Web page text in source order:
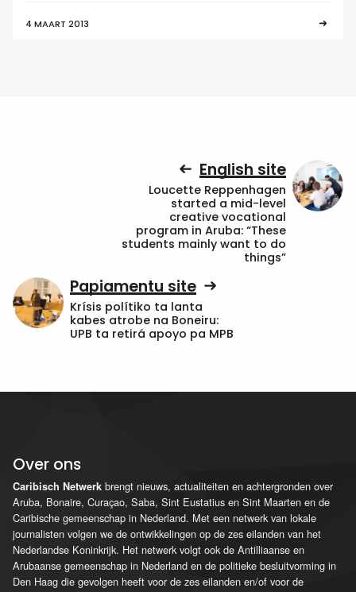
4 MAART 2013
English site
Loucette Reppenhagen
started a mid-level
creative vocational
program in Aruba: “These
students mainly want to do
things”
Papiamentu site
Krísis polítiko ta lanta
kabes atrobe na Boneiru:
UPB ta retirá apoyo pa MPB
Over ons
Caribisch Netwerk brengt nieuws, actualiteiten en achtergronden over
Aruba, Bonaire, Curaçao, Saba, Sint Eustatius en Sint Maarten en de
Caribische gemeenschap in Nederland. Met een netwerk van lokale
journalisten volgen we de ontwikkelingen op de zes eilanden van het
Nederlandse Koninkrijk. Het netwerk volgt ook de Antilliaanse en
Arubaanse gemeenschap in Nederland en de politieke besluitvorming in
Den Haag die gevolgen heeft voor de zes eilanden en/of voor de